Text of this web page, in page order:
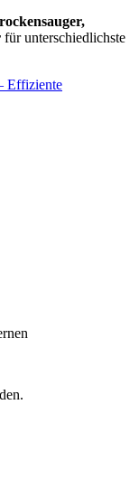
für unterschiedlichste
Effiziente